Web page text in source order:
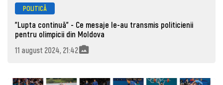
POLITICĂ
”Lupta continuă” - Ce mesaje le-au transmis politicienii
pentru olimpicii din Moldova
11 august 2024, 21:42